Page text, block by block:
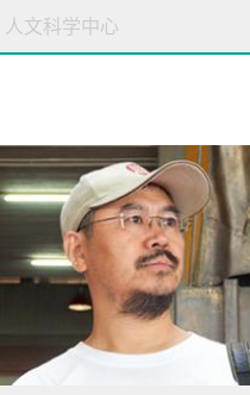
人文科学中心